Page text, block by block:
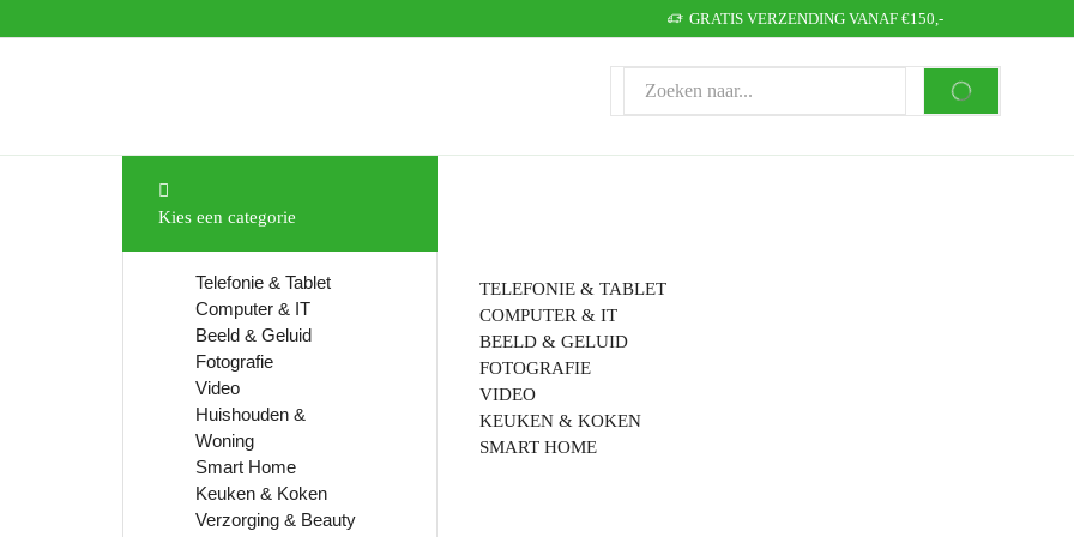
GRATIS VERZENDING VANAF €150,-
Kies een categorie
Telefonie & Tablet
Computer & IT
Beeld & Geluid
Fotografie
Video
Huishouden &
Woning
Smart Home
Keuken & Koken
Verzorging & Beauty
TELEFONIE & TABLET
COMPUTER & IT
BEELD & GELUID
FOTOGRAFIE
VIDEO
KEUKEN & KOKEN
SMART HOME